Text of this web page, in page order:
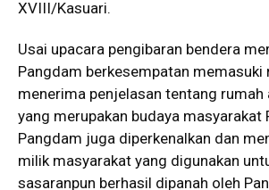
XVIII/Kasuari.
Usai upacara pengibaran bendera
Pangdam berkesempatan memasuki
menerima penjelasan tentang rumah
yang merupakan budaya masyarakat
Pangdam juga diperkenalkan dan
milik masyarakat yang digunakan
sasaranpun berhasil dipanah oleh